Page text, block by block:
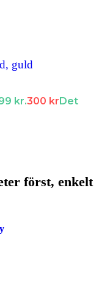
guld
kr.300 krDet
först, enkelt